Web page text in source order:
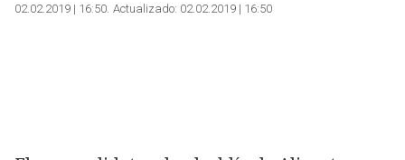
02.02.2019 | 16:50 Actualizado: 02.02.2019 | 16:50